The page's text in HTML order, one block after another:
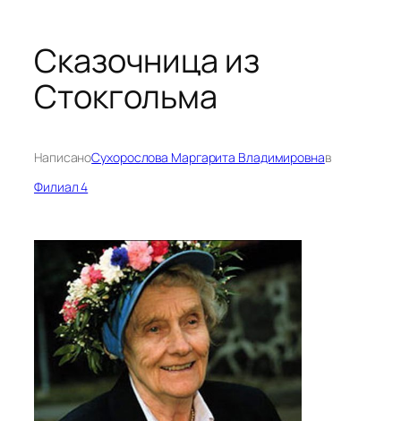
Сказочница из
Стокгольма
НаписаноСухорослова Маргарита Владимировнав
Филиал 4